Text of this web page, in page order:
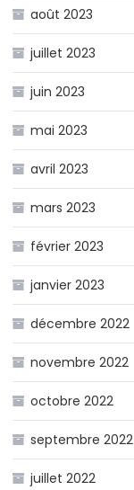
août 2023
juillet 2023
juin 2023
mai 2023
avril 2023
mars 2023
février 2023
janvier 2023
décembre 2022
novembre 2022
octobre 2022
septembre 2022
juillet 2022